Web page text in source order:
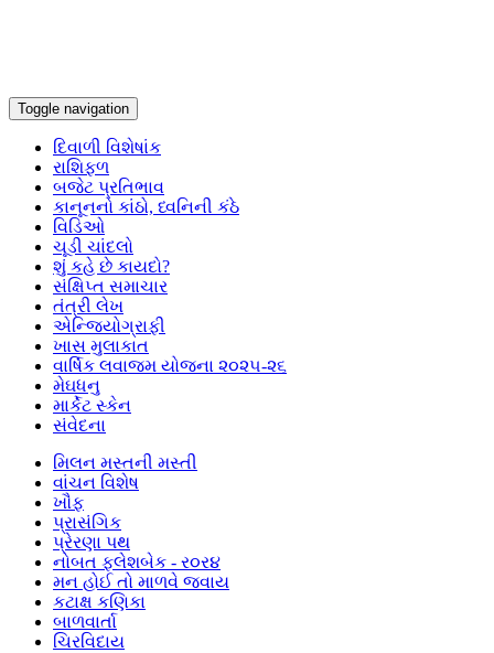
Toggle navigation
દિવાળી વિશેષાંક
રાશિફળ
બજેટ પ્રતિભાવ
કાનૂનનો કાંઠો, ધ્વનિની કંઠે
વિડિઓ
ચૂડી ચાંદલો
શું કહે છે કાયદો?
સંક્ષિપ્ત સમાચાર
તંત્રી લેખ
એન્જિયોગ્રાફી
ખાસ મુલાકાત
વાર્ષિક લવાજમ યોજના ૨૦૨૫-૨૬
મેઘધનુ
માર્કેટ સ્કેન
સંવેદના
મિલન મસ્તની મસ્તી
વાંચન વિશેષ
ખૌફ
પ્રાસંગિક
પ્રેરણા પથ
નોબત ફ્લેશબેક - ર૦ર૪
મન હોઈ તો માળવે જવાય
કટાક્ષ કણિકા
બાળવાર્તા
ચિરવિદાય